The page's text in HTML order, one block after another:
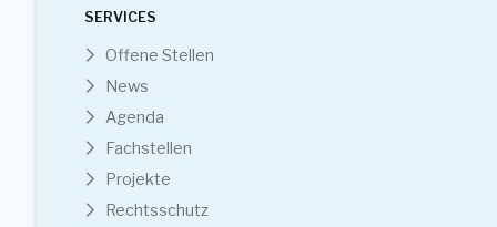
SERVICES
Offene Stellen
News
Agenda
Fachstellen
Projekte
Rechtsschutz